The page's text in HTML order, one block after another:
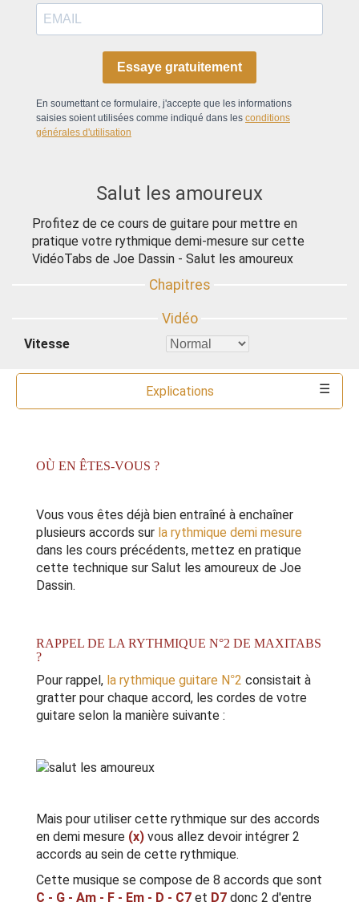
Essaye gratuitement
En soumettant ce formulaire, j'accepte que les informations
saisies soient utilisées comme indiqué dans les conditions
générales d'utilisation
Salut les amoureux
Profitez de ce cours de guitare pour mettre en
pratique votre rythmique demi-mesure sur cette
VidéoTabs de Joe Dassin - Salut les amoureux
Vitesse
Explications
OÙ EN ÊTES-VOUS ?
Vous vous êtes déjà bien entraîné à enchaîner
plusieurs accords sur la rythmique demi mesure
dans les cours précédents, mettez en pratique
cette technique sur Salut les amoureux de Joe
Dassin.
RAPPEL DE LA RYTHMIQUE N°2 DE MAXITABS
?
Pour rappel, la rythmique guitare N°2 consistait à
gratter pour chaque accord, les cordes de votre
guitare selon la manière suivante :
Mais pour utiliser cette rythmique sur des accords
en demi mesure (x) vous allez devoir intégrer 2
accords au sein de cette rythmique.
Cette musique se compose de 8 accords que sont
C - G - Am - F - Em - D - C7 et D7 donc 2 d'entre